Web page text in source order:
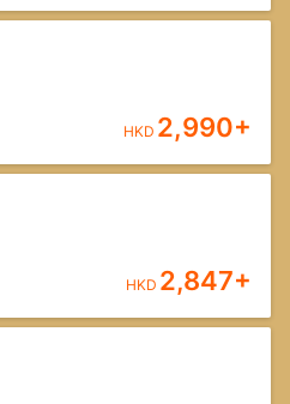
HKD 2,990+
HKD 2,847+